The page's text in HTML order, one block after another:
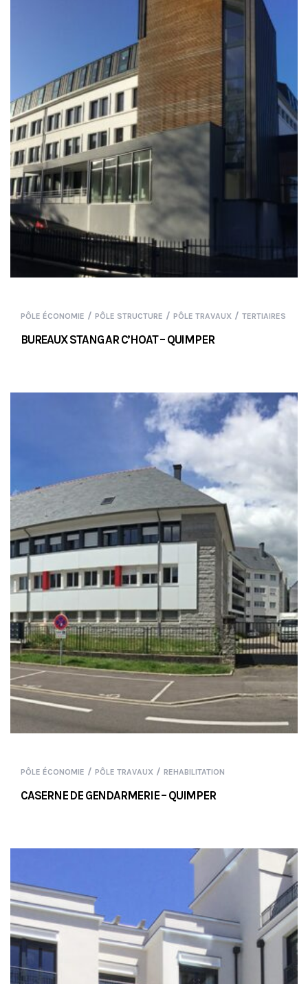
PÔLE ÉCONOMIE / PÔLE STRUCTURE / PÔLE TRAVAUX / TERTIAIRES
BUREAUX STANG AR C’HOAT – QUIMPER
PÔLE ÉCONOMIE / PÔLE TRAVAUX / REHABILITATION
CASERNE DE GENDARMERIE – QUIMPER